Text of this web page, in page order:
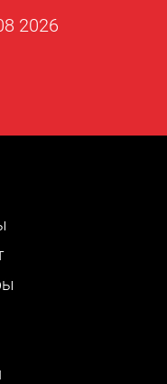
2026